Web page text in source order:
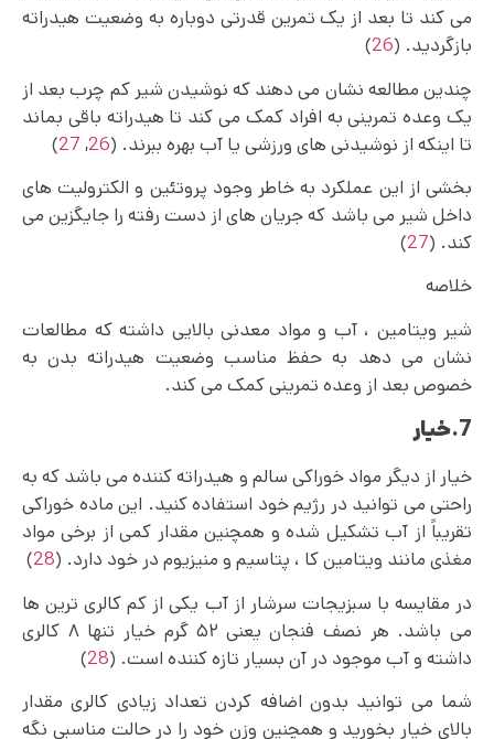
می‌ کند تا بعد از یک تمرین قدرتی دوباره به وضعیت هیدراته
بازگردید. (26
)
چندین مطالعه نشان می دهند که نوشیدن شیر کم چرب بعد از
یک وعده تمرینی به افراد کمک می کند تا هیدراته باقی بماند
تا اینکه از نوشیدنی‌ های ورزشی یا آب بهره ببرند. (26
,
27
)
بخشی از این عملکرد به خاطر وجود پروتئین و الکترولیت های
داخل شیر می باشد که جریان های از دست رفته را جایگزین می
کند. (27
)
خلاصه
شیر ویتامین ، آب و مواد معدنی بالایی داشته که مطالعات
نشان می دهد به حفظ مناسب وضعیت هیدراته بدن به
خصوص بعد از وعده تمرینی کمک می کند.
7.خیار
خیار از دیگر مواد خوراکی سالم و هیدراته کننده می باشد که به
راحتی می توانید در رژیم خود استفاده کنید. این ماده خوراکی
تقریباً از آب تشکیل شده و همچنین مقدار کمی از برخی مواد
مغذی مانند ویتامین کا ، پتاسیم و منیزیوم در خود دارد. (28
)
در مقایسه با سبزیجات سرشار از آب یکی از کم کالری ترین ها
می باشد. هر نصف فنجان یعنی ۵۲ گرم خیار تنها ۸ کالری
داشته و آب موجود در آن بسیار تازه کننده است. (28
)
شما می توانید بدون اضافه کردن تعداد زیادی کالری مقدار
بالای خیار بخورید و همچنین وزن خود را در حالت مناسبی نگه